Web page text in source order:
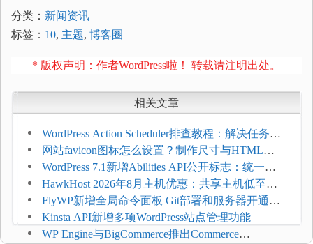
分类： 新闻资讯
标签： 10, 主题, 博客圈
* 版权声明：作者WordPress啦！ 转载请注明出处。
相关文章
WordPress Action Scheduler排查教程：解决任务积
压和订单延迟
网站favicon图标怎么设置？制作尺寸与HTML添
加方法
WordPress 7.1新增Abilities API公开标志：统一支
持REST API、MCP与AI代理
HawkHost 2026年8月主机优惠：共享主机低至
$2.61/月，高性能主机同步折扣
FlyWP新增全局命令面板 Git部署和服务器开通更
方便
Kinsta API新增多项WordPress站点管理功能
WP Engine与BigCommerce推出Commerce